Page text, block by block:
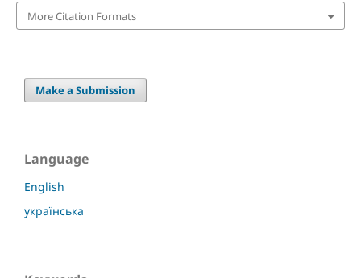
More Citation Formats
Make a Submission
Language
English
українська